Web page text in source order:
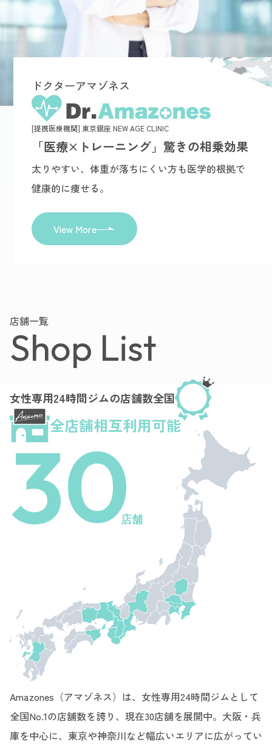
ドクターアマゾネス
[提携医療機関] 東京銀座 NEW AGE CLINIC
「医療×トレーニング」驚きの相乗効果
太りやすい、体重が落ちにくい方も医学的根拠で
健康的に痩せる。
View More
店舗一覧
Shop List
全店舗相互利用可能
女性専用24時間ジムの店舗数全国
30店舗
Amazones（アマゾネス）は、女性専用24時間ジムとして
全国No.1の店舗数を誇り、現在30店舗を展開中。大阪・兵
庫を中心に、東京や神奈川など幅広いエリアに広がってい